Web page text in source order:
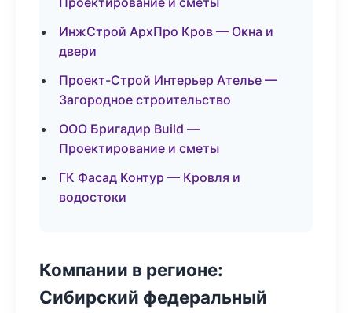
ИнжСтрой АрхПро Кров — Окна и
двери
Проект-Строй Интерьер Ателье —
Загородное строительство
ООО Бригадир Build —
Проектирование и сметы
ГК Фасад Контур — Кровля и
водостоки
Компании в регионе:
Сибирский федеральный